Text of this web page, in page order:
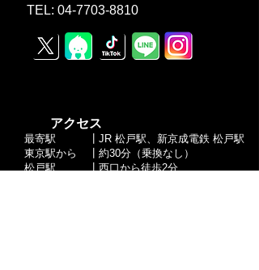
TEL: 04-7703-8810
┃JR 松戸駅、新京成電鉄 松戸駅
┃約30分（乗換なし）
┃西口から徒歩2分
​ アクセス
最寄駅
東京駅から
​松戸駅